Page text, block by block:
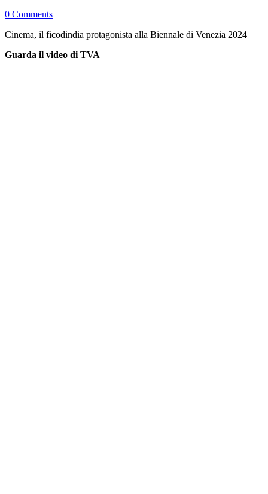
0 Comments
Cinema, il ficodindia protagonista alla Biennale di Venezia 2024
Guarda il video di TVA